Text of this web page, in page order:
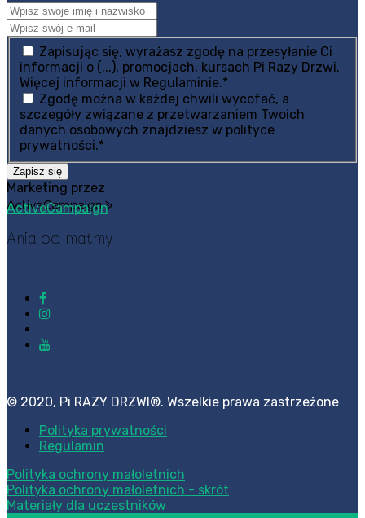
Zapisując się, wyrażasz zgodę na przesyłanie Ci
informacji o (...), promocjach, kursach Pi Razy Drzwi.
Więcej informacji w Regulaminie.*
Zgodę można w każdej chwili wycofać, a
szczegóły związane z przetwarzaniem Twoich
danych osobowych znajdziesz w polityce
prywatności.*
Zapisz się
Marketing przez
ActiveCampaign
Ania od matmy
© 2020, Pi RAZY DRZWI®. Wszelkie prawa zastrzeżone
Polityka prywatności
Regulamin
Polityka ochrony małoletnich
Polityka ochrony małoletnich - skrót
Materiały dla uczestników